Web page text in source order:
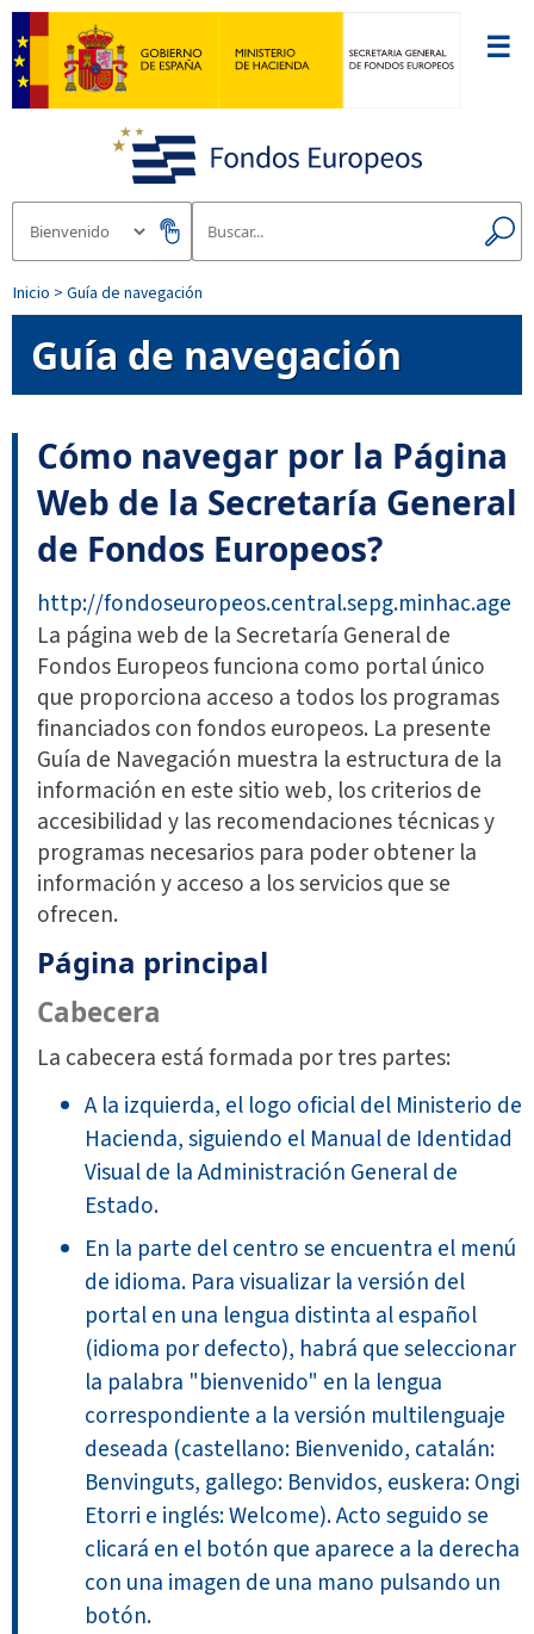
☰
Inicio > Guía de navegación
Guía de navegación
Cómo navegar por la Página
Web de la Secretaría General
de Fondos Europeos?
http://fondoseuropeos.central.sepg.minhac.age
La página web de la Secretaría General de
Fondos Europeos funciona como portal único
que proporciona acceso a todos los programas
financiados con fondos europeos. La presente
Guía de Navegación muestra la estructura de la
información en este sitio web, los criterios de
accesibilidad y las recomendaciones técnicas y
programas necesarios para poder obtener la
información y acceso a los servicios que se
ofrecen.
Página principal
Cabecera
La cabecera está formada por tres partes:
A la izquierda, el logo oficial del Ministerio de
Hacienda, siguiendo el Manual de Identidad
Visual de la Administración General de
Estado.
En la parte del centro se encuentra el menú
de idioma. Para visualizar la versión del
portal en una lengua distinta al español
(idioma por defecto), habrá que seleccionar
la palabra "bienvenido" en la lengua
correspondiente a la versión multilenguaje
deseada (castellano: Bienvenido, catalán:
Benvinguts, gallego: Benvidos, euskera: Ongi
Etorri e inglés: Welcome). Acto seguido se
clicará en el botón que aparece a la derecha
con una imagen de una mano pulsando un
botón.